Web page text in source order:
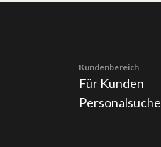
Kundenbereich
Für Kunden
Personalsuche